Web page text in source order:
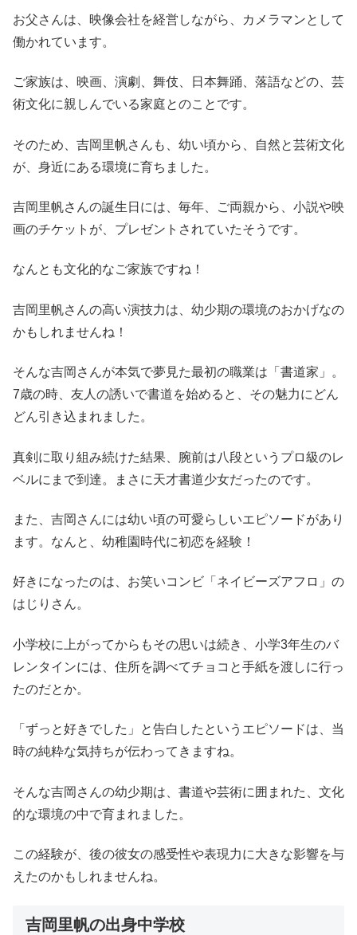
お父さんは、映像会社を経営しながら、カメラマンとして
働かれています。
ご家族は、映画、演劇、舞伎、日本舞踊、落語などの、芸
術文化に親しんでいる家庭とのことです。
そのため、吉岡里帆さんも、幼い頃から、自然と芸術文化
が、身近にある環境に育ちました。
吉岡里帆さんの誕生日には、毎年、ご両親から、小説や映
画のチケットが、プレゼントされていたそうです。
なんとも文化的なご家族ですね！
吉岡里帆さんの高い演技力は、幼少期の環境のおかげなの
かもしれませんね！
そんな吉岡さんが本気で夢見た最初の職業は「書道家」。
7歳の時、友人の誘いで書道を始めると、その魅力にどん
どん引き込まれました。
真剣に取り組み続けた結果、腕前は八段というプロ級のレ
ベルにまで到達。まさに天才書道少女だったのです。
また、吉岡さんには幼い頃の可愛らしいエピソードがあり
ます。なんと、幼稚園時代に初恋を経験！
好きになったのは、お笑いコンビ「ネイビーズアフロ」の
はじりさん。
小学校に上がってからもその思いは続き、小学3年生のバ
レンタインには、住所を調べてチョコと手紙を渡しに行っ
たのだとか。
「ずっと好きでした」と告白したというエピソードは、当
時の純粋な気持ちが伝わってきますね。
そんな吉岡さんの幼少期は、書道や芸術に囲まれた、文化
的な環境の中で育まれました。
この経験が、後の彼女の感受性や表現力に大きな影響を与
えたのかもしれませんね。
吉岡里帆の出身中学校